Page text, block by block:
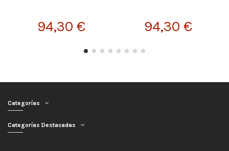
94,30 € 94,30 €
Categorías
Categorías Destacadas